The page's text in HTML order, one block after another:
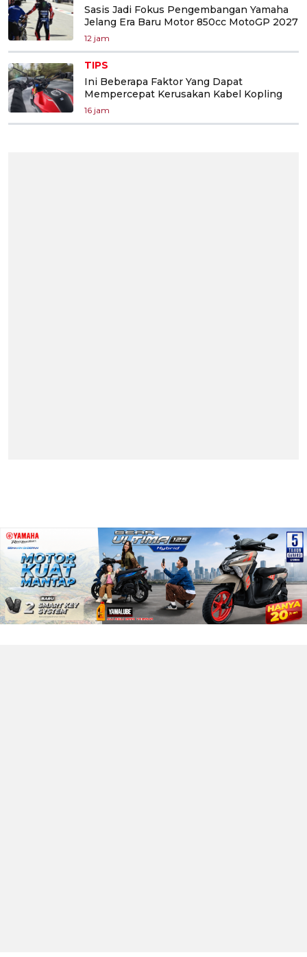
Sasis Jadi Fokus Pengembangan Yamaha
Jelang Era Baru Motor 850cc MotoGP 2027
12 jam
TIPS
Ini Beberapa Faktor Yang Dapat
Mempercepat Kerusakan Kabel Kopling
16 jam